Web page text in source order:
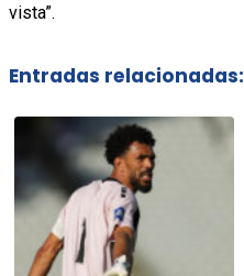
vista”.
Entradas relacionadas: